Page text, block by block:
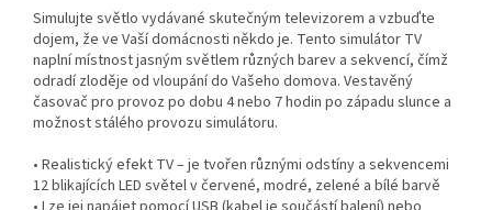
Simulujte světlo vydávané skutečným televizorem a vzbuďte
dojem, že ve Vaší domácnosti někdo je. Tento simulátor TV
naplní místnost jasným světlem různých barev a sekvencí, čímž
odradí zloděje od vloupání do Vašeho domova. Vestavěný
časovač pro provoz po dobu 4 nebo 7 hodin po západu slunce a
možnost stálého provozu simulátoru.
• Realistický efekt TV – je tvořen různými odstíny a sekvencemi
12 blikajících LED světel v červené, modré, zelené a bílé barvě